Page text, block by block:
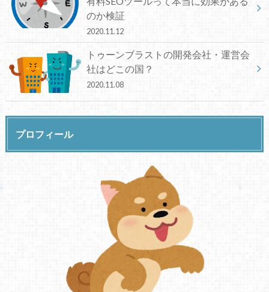
のか検証
2020.11.12
トゥーンブラストの開発会社・運営会
社はどこの国？
2020.11.08
プロフィール